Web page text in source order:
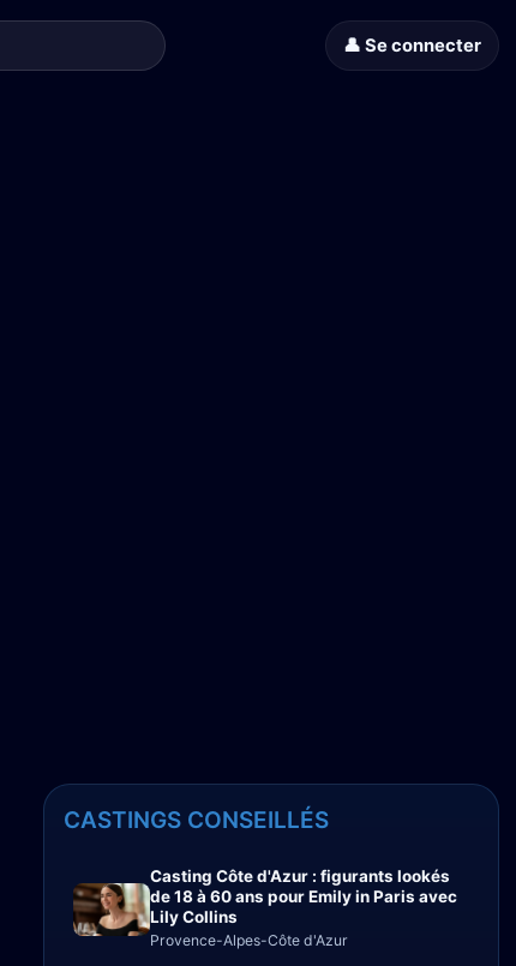
👤 Se connecter
CASTINGS CONSEILLÉS
Casting Côte d'Azur : figurants lookés
de 18 à 60 ans pour Emily in Paris avec
Lily Collins
Provence-Alpes-Côte d'Azur